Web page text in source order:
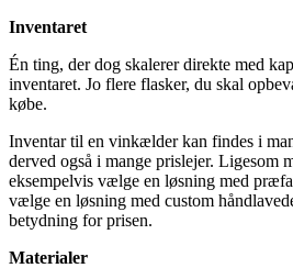
Inventaret
Én ting, der dog skalerer direkte med
inventaret. Jo flere flasker, du skal
købe.
Inventar til en vinkælder kan findes i
derved også i mange prislejer. Ligesom
eksempelvis vælge en løsning med
vælge en løsning med custom
betydning for prisen.
Materialer